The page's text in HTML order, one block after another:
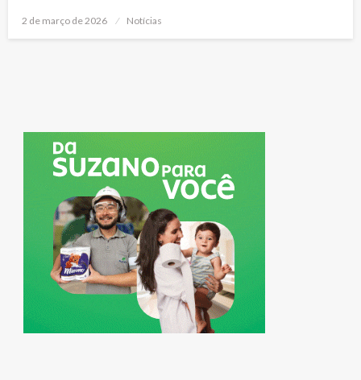
Posted
2 de março de 2026 Notícias